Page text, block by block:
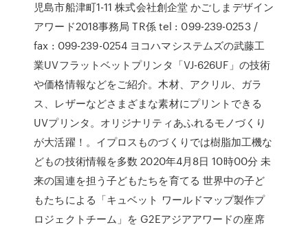
児島市船津町1-11 株式会社創企堂 かごしまデザイン
アワード2018事務局 TR係 tel : 099-239-0253 /
fax : 099-239-0254 ヨコハマシステムズの武藤工
業UVフラットベットプリンタ「VJ-626UF」の技術
や価格情報などをご紹介。木材、アクリル、ガラ
ス、レザーなどさまざまな素材にプリントできる
UVプリンタ。オリジナリティあふれるモノづくり
が大活躍！。イプロスものづくりでは樹脂加工機な
どもの技術情報を多数 2020年4月8日 10時00分 未
来の国連を担う子どもたちを育てる 世界中の子ど
もたちによる「キュベット ワールドマップ製作プ
ロジェクトチーム」を G2Eアジアアワードの座席